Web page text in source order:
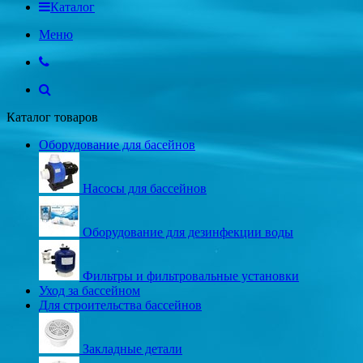
Каталог
Меню
Каталог товаров
Оборудование для басейнов
Насосы для бассейнов
Оборудование для дезинфекции воды
Фильтры и фильтровальные установки
Уход за бассейном
Для строительства бассейнов
Закладные детали